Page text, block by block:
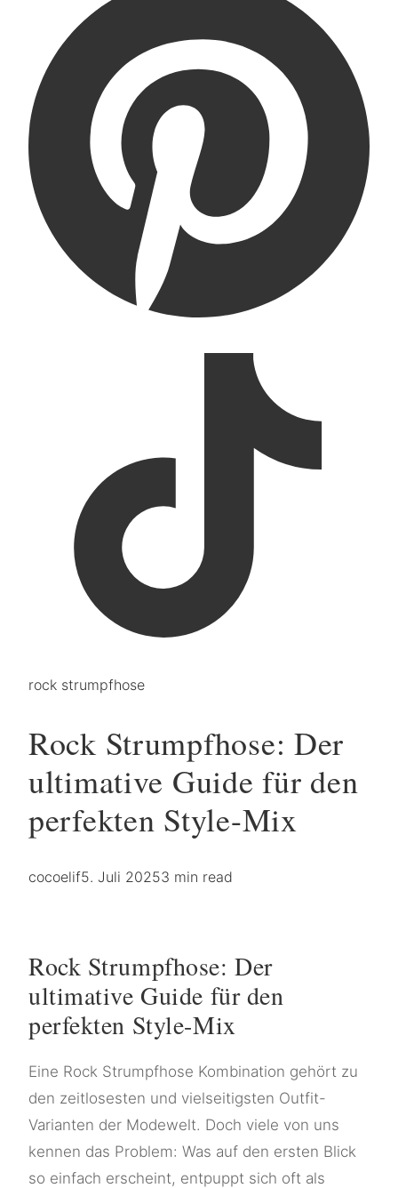
rock strumpfhose
Rock Strumpfhose: Der
ultimative Guide für den
perfekten Style-Mix
cocoelif5. Juli 20253 min read
Rock Strumpfhose: Der
ultimative Guide für den
perfekten Style-Mix
Eine Rock Strumpfhose Kombination gehört zu
den zeitlosesten und vielseitigsten Outfit-
Varianten der Modewelt. Doch viele von uns
kennen das Problem: Was auf den ersten Blick
so einfach erscheint, entpuppt sich oft als